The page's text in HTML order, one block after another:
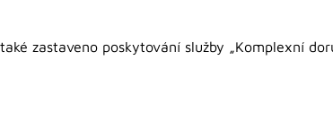
zastaveno poskytování služby „Komplexní